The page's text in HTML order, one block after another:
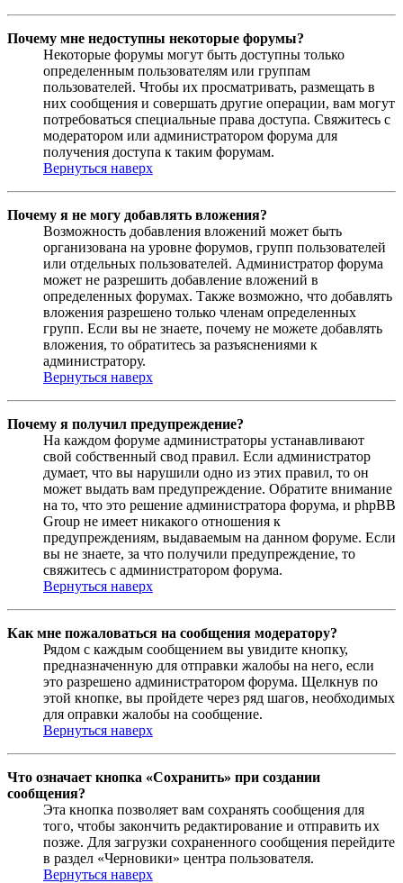
Почему мне недоступны некоторые форумы?
Некоторые форумы могут быть доступны только
определенным пользователям или группам
пользователей. Чтобы их просматривать, размещать в
них сообщения и совершать другие операции, вам могут
потребоваться специальные права доступа. Свяжитесь с
модератором или администратором форума для
получения доступа к таким форумам.
Вернуться наверх
Почему я не могу добавлять вложения?
Возможность добавления вложений может быть
организована на уровне форумов, групп пользователей
или отдельных пользователей. Администратор форума
может не разрешить добавление вложений в
определенных форумах. Также возможно, что добавлять
вложения разрешено только членам определенных
групп. Если вы не знаете, почему не можете добавлять
вложения, то обратитесь за разъяснениями к
администратору.
Вернуться наверх
Почему я получил предупреждение?
На каждом форуме администраторы устанавливают
свой собственный свод правил. Если администратор
думает, что вы нарушили одно из этих правил, то он
может выдать вам предупреждение. Обратите внимание
на то, что это решение администратора форума, и phpBB
Group не имеет никакого отношения к
предупреждениям, выдаваемым на данном форуме. Если
вы не знаете, за что получили предупреждение, то
свяжитесь с администратором форума.
Вернуться наверх
Как мне пожаловаться на сообщения модератору?
Рядом с каждым сообщением вы увидите кнопку,
предназначенную для отправки жалобы на него, если
это разрешено администратором форума. Щелкнув по
этой кнопке, вы пройдете через ряд шагов, необходимых
для оправки жалобы на сообщение.
Вернуться наверх
Что означает кнопка «Сохранить» при создании
сообщения?
Эта кнопка позволяет вам сохранять сообщения для
того, чтобы закончить редактирование и отправить их
позже. Для загрузки сохраненного сообщения перейдите
в раздел «Черновики» центра пользователя.
Вернуться наверх